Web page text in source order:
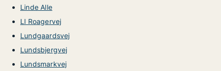
Linde Alle
Ll Roagervej
Lundgaardsvej
Lundsbjergvej
Lundsmarkvej